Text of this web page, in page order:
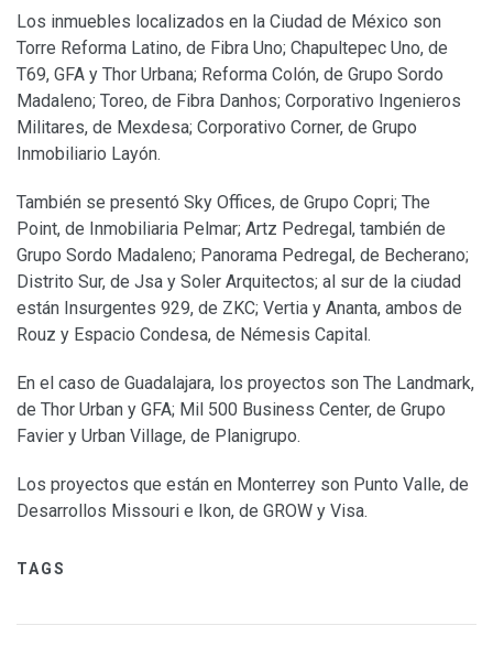
Los inmuebles localizados en la Ciudad de México son
Torre Reforma Latino, de Fibra Uno; Chapultepec Uno, de
T69, GFA y Thor Urbana; Reforma Colón, de Grupo Sordo
Madaleno; Toreo, de Fibra Danhos; Corporativo Ingenieros
Militares, de Mexdesa; Corporativo Corner, de Grupo
Inmobiliario Layón.
También se presentó Sky Offices, de Grupo Copri; The
Point, de Inmobiliaria Pelmar; Artz Pedregal, también de
Grupo Sordo Madaleno; Panorama Pedregal, de Becherano;
Distrito Sur, de Jsa y Soler Arquitectos; al sur de la ciudad
están Insurgentes 929, de ZKC; Vertia y Ananta, ambos de
Rouz y Espacio Condesa, de Némesis Capital.
En el caso de Guadalajara, los proyectos son The Landmark,
de Thor Urban y GFA; Mil 500 Business Center, de Grupo
Favier y Urban Village, de Planigrupo.
Los proyectos que están en Monterrey son Punto Valle, de
Desarrollos Missouri e Ikon, de GROW y Visa.
TAGS